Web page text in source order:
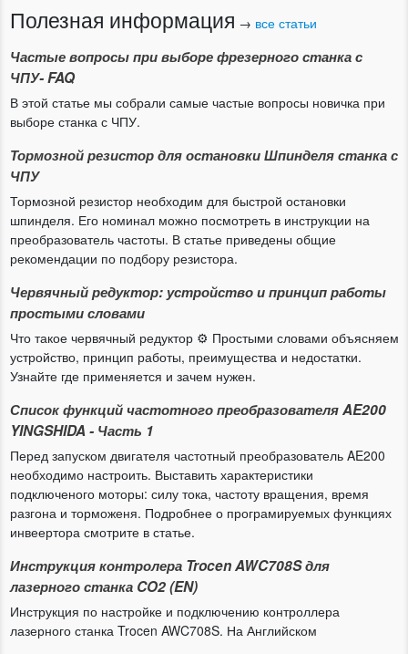
Для сигнала мощностью25mW(14dBm) устанавливается
Для сигнала мощностью4000mW(36dBm), используется
вшнешнего аттенюатора на
ATT=-10dB, Offset=40dB. Внутренний и внешний
атенюатор можно использовать вместе, сложив их
Offset:значение настройки линейного смещения.
Устанавливается на величинуATTдля корректного
отображенияPower.
при добавлении АТТ нужно задать смещение через offset;
Калибровка ошибки интерфейса;
если усилитель добавлен извне или имеется стандартный
Полезная информация → все статьи
Частые вопросы при выборе фрезерного станка с
ЧПУ- FAQ
В этой статье мы собрали самые частые вопросы новичка при
выборе станка с ЧПУ.
Тормозной резистор для остановки Шпинделя станка с
ЧПУ
Тормозной резистор необходим для быстрой остановки
шпинделя. Его номинал можно посмотреть в инструкции на
преобразователь частоты. В статье приведены общие
рекомендации по подбору резистора.
Червячный редуктор: устройство и принцип работы
простыми словами
Что такое червячный редуктор ⚙️ Простыми словами объясняем
устройство, принцип работы, преимущества и недостатки.
Узнайте где применяется и зачем нужен.
Список функций частотного преобразователя AE200
YINGSHIDA - Часть 1
Перед запуском двигателя частотный преобразователь AE200
необходимо настроить. Выставить характеристики
подключеного моторы: силу тока, частоту вращения, время
разгона и торможеня. Подробнее о програмируемых функциях
инвеертора смотрите в статье.
Инструкция контролера Trocen AWC708S для
лазерного станка CO2 (EN)
Инструкция по настройке и подключению контроллера
лазерного станка Trocen AWC708S. На Английском